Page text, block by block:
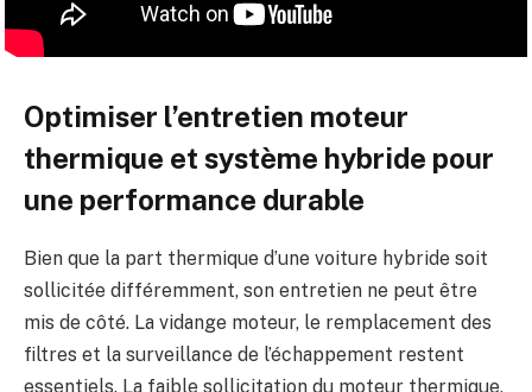
Optimiser l’entretien moteur
thermique et système hybride pour
une performance durable
Bien que la part thermique d’une voiture hybride soit
sollicitée différemment, son entretien ne peut être
mis de côté. La vidange moteur, le remplacement des
filtres et la surveillance de l’échappement restent
essentiels. La faible sollicitation du moteur thermique,